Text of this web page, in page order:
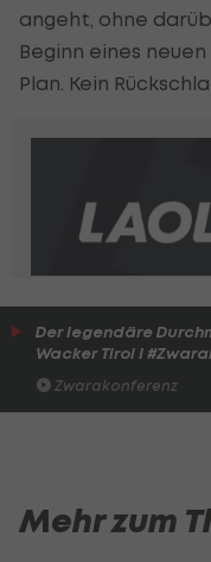
angeht, ohne
Beginn eines
Plan. Kein
Der legendäre
Wacker Tirol I
Zwarakonferenz
Mehr zum